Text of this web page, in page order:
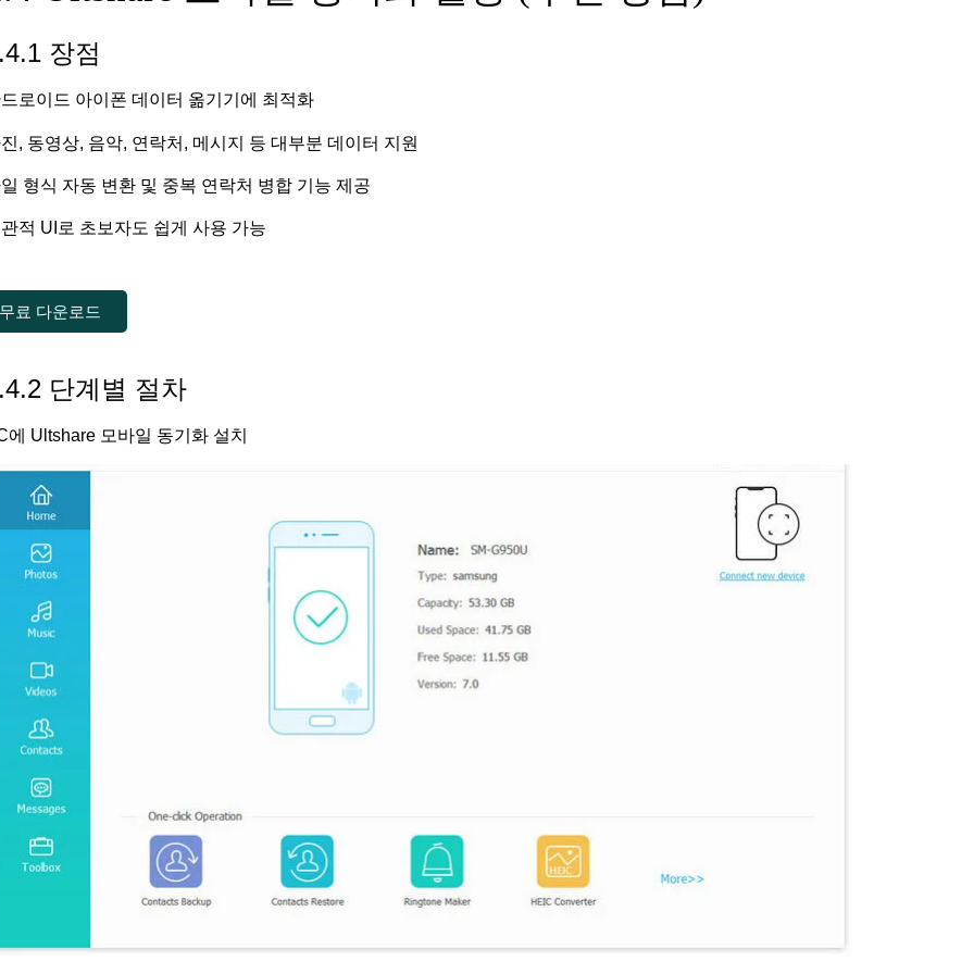
장점
로이드 아이폰 데이터 옮기기에 최적화
, 동영상, 음악, 연락처, 메시지 등 대부분 데이터 지원
형식 자동 변환 및 중복 연락처 병합 기능 제공
적 UI로 초보자도 쉽게 사용 가능
무료 다운로드
단계별 절차
에 Ultshare 모바일 동기화 설치